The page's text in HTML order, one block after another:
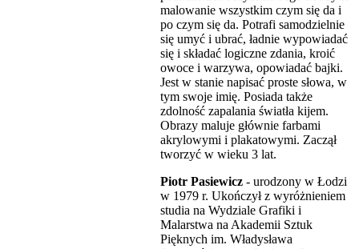
malowanie wszystkim czym się da i
po czym się da. Potrafi samodzielnie
się umyć i ubrać, ładnie wypowiadać
się i składać logiczne zdania, kroić
owoce i warzywa, opowiadać bajki.
Jest w stanie napisać proste słowa, w
tym swoje imię. Posiada także
zdolność zapalania światła kijem.
Obrazy maluje głównie farbami
akrylowymi i plakatowymi. Zaczął
tworzyć w wieku 3 lat.
Piotr Pasiewicz - urodzony w Łodzi
w 1979 r. Ukończył z wyróżnieniem
studia na Wydziale Grafiki i
Malarstwa na Akademii Sztuk
Pięknych im. Władysława